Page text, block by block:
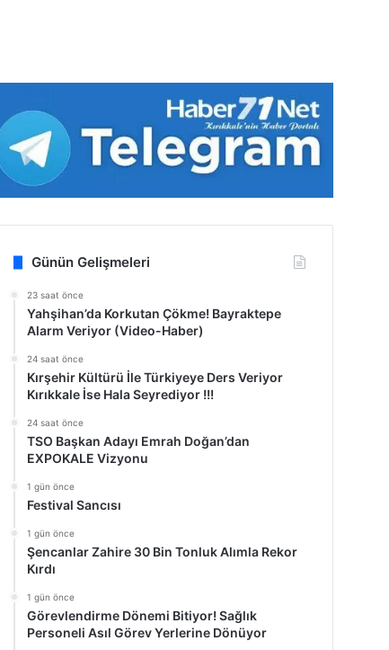
Günün Gelişmeleri
23 saat önce
Yahşihan’da Korkutan Çökme! Bayraktepe
Alarm Veriyor (Video-Haber)
24 saat önce
Kırşehir Kültürü İle Türkiyeye Ders Veriyor
Kırıkkale İse Hala Seyrediyor !!!
24 saat önce
TSO Başkan Adayı Emrah Doğan’dan
EXPOKALE Vizyonu
1 gün önce
Festival Sancısı
1 gün önce
Şencanlar Zahire 30 Bin Tonluk Alımla Rekor
Kırdı
1 gün önce
Görevlendirme Dönemi Bitiyor! Sağlık
Personeli Asıl Görev Yerlerine Dönüyor